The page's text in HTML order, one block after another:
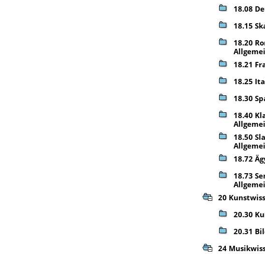
18.08
18.15
18.20
18.21
18.25
18.30
18.40
18.50
18.72
18.73
20
20.30
20.31
24